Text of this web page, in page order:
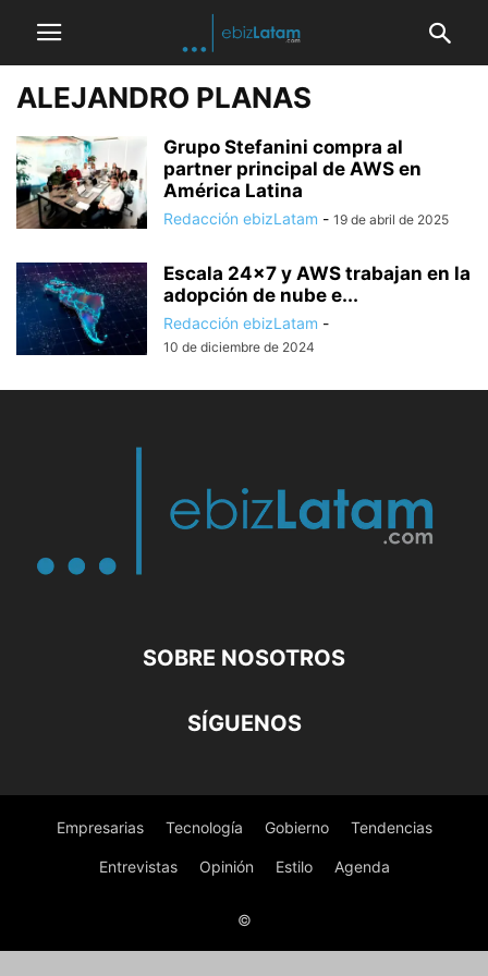
ALEJANDRO PLANAS
Grupo Stefanini compra al
partner principal de AWS en
América Latina
Redacción ebizLatam - 19 de abril de 2025
Escala 24×7 y AWS trabajan en la
adopción de nube e...
Redacción ebizLatam -
10 de diciembre de 2024
SOBRE NOSOTROS
SÍGUENOS
Empresarias Tecnología Gobierno Tendencias
Entrevistas Opinión Estilo Agenda
©